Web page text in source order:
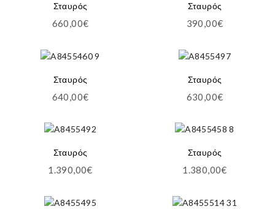
Σταυρός
660,00€
Σταυρός
390,00€
Σταυρός
640,00€
Σταυρός
630,00€
Σταυρός
1.390,00€
Σταυρός
1.380,00€